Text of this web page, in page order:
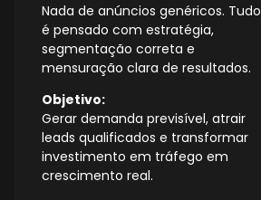
Nada de anúncios genéricos. Tudo
é pensado com estratégia,
segmentação correta e
mensuração clara de resultados.
Objetivo:
Gerar demanda previsível, atrair
leads qualificados e transformar
investimento em tráfego em
crescimento real.